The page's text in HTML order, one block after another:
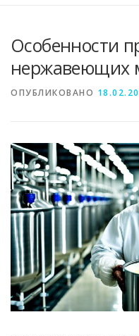
МЕТАЛЛЫ И
СВОЙСТВА
СТАТЬИ
Особенности
нержавеющих
ОПУБЛИКОВАНО